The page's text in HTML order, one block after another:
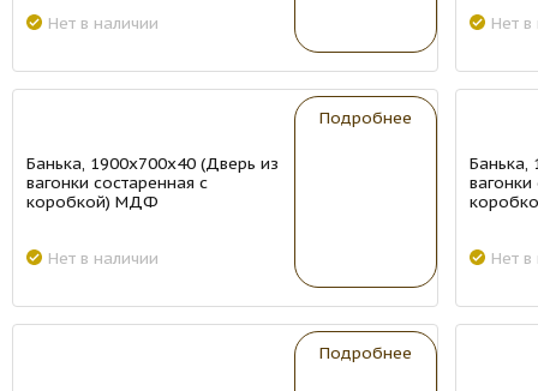
Нет в наличии Нет в
Банька, 1900х700х40 (Дверь из
вагонки состаренная с
коробкой) МДФ
Нет в наличии
Подробнее
Банька,
вагонки
Нет в
Подробнее